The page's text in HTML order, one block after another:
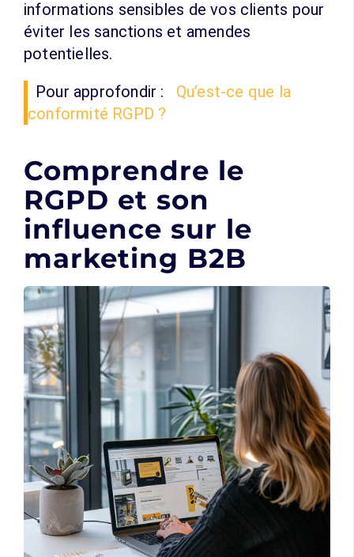
informations sensibles de vos clients pour
éviter les sanctions et amendes
potentielles.
Pour approfondir :
Qu’est-ce que la
conformité RGPD ?
Comprendre le
RGPD et son
influence sur le
marketing B2B